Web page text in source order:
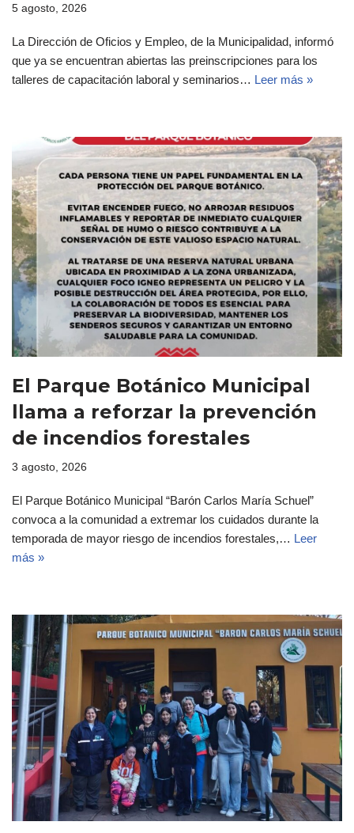
5 agosto, 2026
La Dirección de Oficios y Empleo, de la Municipalidad, informó
que ya se encuentran abiertas las preinscripciones para los
talleres de capacitación laboral y seminarios… Leer más »
El Parque Botánico Municipal
llama a reforzar la prevención
de incendios forestales
3 agosto, 2026
El Parque Botánico Municipal “Barón Carlos María Schuel”
convoca a la comunidad a extremar los cuidados durante la
temporada de mayor riesgo de incendios forestales,… Leer
más »